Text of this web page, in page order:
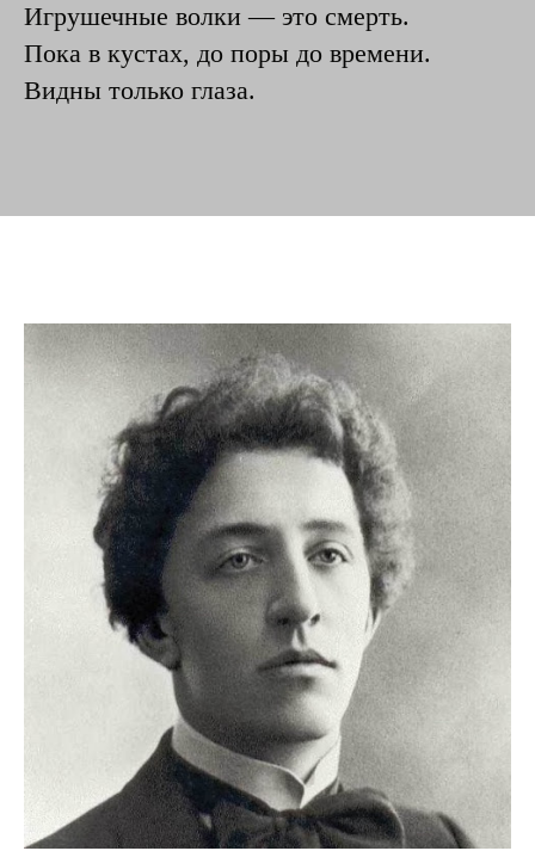
Игрушечные волки — это смерть.
Пока в кустах, до поры до времени.
Видны только глаза.